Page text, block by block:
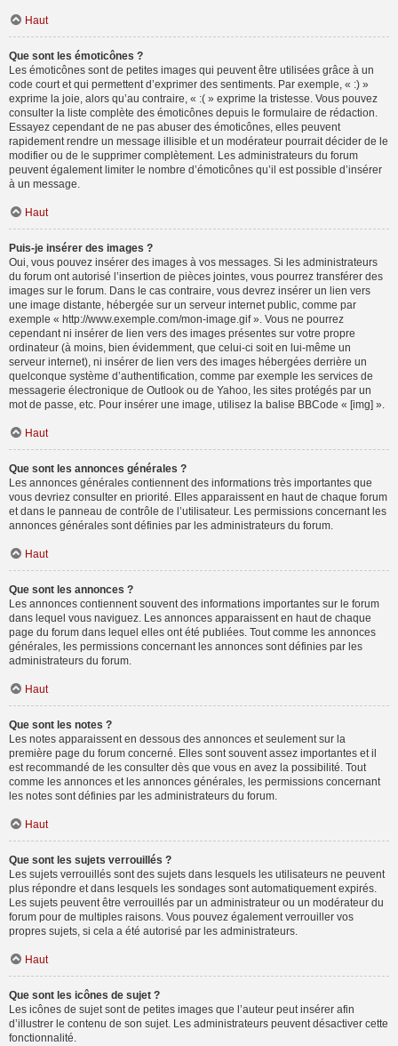
Haut
Que sont les émoticônes ?
Les émoticônes sont de petites images qui peuvent être utilisées grâce à un
code court et qui permettent d’exprimer des sentiments. Par exemple, « :) »
exprime la joie, alors qu’au contraire, « :( » exprime la tristesse. Vous pouvez
consulter la liste complète des émoticônes depuis le formulaire de rédaction.
Essayez cependant de ne pas abuser des émoticônes, elles peuvent
rapidement rendre un message illisible et un modérateur pourrait décider de le
modifier ou de le supprimer complètement. Les administrateurs du forum
peuvent également limiter le nombre d’émoticônes qu’il est possible d’insérer
à un message.
Haut
Puis-je insérer des images ?
Oui, vous pouvez insérer des images à vos messages. Si les administrateurs
du forum ont autorisé l’insertion de pièces jointes, vous pourrez transférer des
images sur le forum. Dans le cas contraire, vous devrez insérer un lien vers
une image distante, hébergée sur un serveur internet public, comme par
exemple « http://www.exemple.com/mon-image.gif ». Vous ne pourrez
cependant ni insérer de lien vers des images présentes sur votre propre
ordinateur (à moins, bien évidemment, que celui-ci soit en lui-même un
serveur internet), ni insérer de lien vers des images hébergées derrière un
quelconque système d’authentification, comme par exemple les services de
messagerie électronique de Outlook ou de Yahoo, les sites protégés par un
mot de passe, etc. Pour insérer une image, utilisez la balise BBCode « [img] ».
Haut
Que sont les annonces générales ?
Les annonces générales contiennent des informations très importantes que
vous devriez consulter en priorité. Elles apparaissent en haut de chaque forum
et dans le panneau de contrôle de l’utilisateur. Les permissions concernant les
annonces générales sont définies par les administrateurs du forum.
Haut
Que sont les annonces ?
Les annonces contiennent souvent des informations importantes sur le forum
dans lequel vous naviguez. Les annonces apparaissent en haut de chaque
page du forum dans lequel elles ont été publiées. Tout comme les annonces
générales, les permissions concernant les annonces sont définies par les
administrateurs du forum.
Haut
Que sont les notes ?
Les notes apparaissent en dessous des annonces et seulement sur la
première page du forum concerné. Elles sont souvent assez importantes et il
est recommandé de les consulter dès que vous en avez la possibilité. Tout
comme les annonces et les annonces générales, les permissions concernant
les notes sont définies par les administrateurs du forum.
Haut
Que sont les sujets verrouillés ?
Les sujets verrouillés sont des sujets dans lesquels les utilisateurs ne peuvent
plus répondre et dans lesquels les sondages sont automatiquement expirés.
Les sujets peuvent être verrouillés par un administrateur ou un modérateur du
forum pour de multiples raisons. Vous pouvez également verrouiller vos
propres sujets, si cela a été autorisé par les administrateurs.
Haut
Que sont les icônes de sujet ?
Les icônes de sujet sont de petites images que l’auteur peut insérer afin
d’illustrer le contenu de son sujet. Les administrateurs peuvent désactiver cette
fonctionnalité.